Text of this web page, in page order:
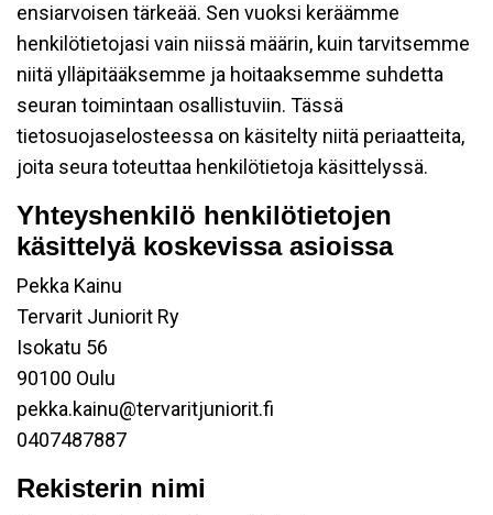
ensiarvoisen tärkeää. Sen vuoksi keräämme
henkilötietojasi vain niissä määrin, kuin tarvitsemme
niitä ylläpitääksemme ja hoitaaksemme suhdetta
seuran toimintaan osallistuviin. Tässä
tietosuojaselosteessa on käsitelty niitä periaatteita,
joita seura toteuttaa henkilötietoja käsittelyssä.
Yhteyshenkilö henkilötietojen
käsittelyä koskevissa asioissa
Pekka Kainu
Tervarit Juniorit Ry
Isokatu 56
90100 Oulu
pekka.kainu@tervaritjuniorit.fi
0407487887
Rekisterin nimi